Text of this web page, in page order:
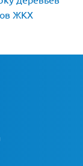
ЖКХ